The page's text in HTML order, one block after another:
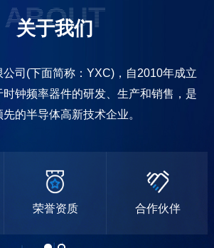
ABOUT
关于我们
司(下面简称：YXC)，自2010年成立
钟频率器件的研发、生产和销售，是
先的半导体高新技术企业。
荣誉资质 合作伙伴